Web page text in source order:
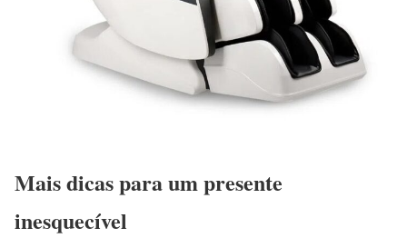
Mais dicas para um presente
inesquecível